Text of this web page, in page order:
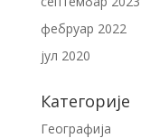
фебруар 2022
јул 2020
Категорије
Географија